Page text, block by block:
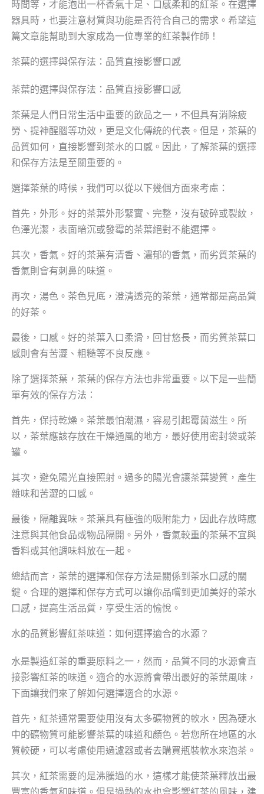
時間等，才能泡出一杯香氣十足、口感柔和的紅茶。在選擇
器具時，也要注意材質與功能是否符合自己的需求。希望這
篇文章能幫助到大家成為一位專業的紅茶製作師！
茶葉的選擇與保存法：品質直接影響口感
茶葉的選擇與保存法：品質直接影響口感
茶葉是人們日常生活中重要的飲品之一，不但具有消除疲
勞、提神醒腦等功效，更是文化傳統的代表。但是，茶葉的
品質如何，直接影響到茶水的口感。因此，了解茶葉的選擇
和保存方法是至關重要的。
選擇茶葉的時候，我們可以從以下幾個方面來考慮：
首先，外形。好的茶葉外形緊實、完整，沒有破碎或裂紋，
色澤光潔，表面暗沉或發霉的茶葉絕對不能選擇。
其次，香氣。好的茶葉有清香、濃郁的香氣，而劣質茶葉的
香氣則會有刺鼻的味道。
再次，湯色。茶色見底，澄清透亮的茶葉，通常都是高品質
的好茶。
最後，口感。好的茶葉入口柔滑，回甘悠長，而劣質茶葉口
感則會有苦澀、粗糙等不良反應。
除了選擇茶葉，茶葉的保存方法也非常重要。以下是一些簡
單有效的保存方法：
首先，保持乾燥。茶葉最怕潮濕，容易引起霉菌滋生。所
以，茶葉應該存放在干燥通風的地方，最好使用密封袋或茶
罐。
其次，避免陽光直接照射。過多的陽光會讓茶葉變質，產生
雜味和苦澀的口感。
最後，隔離異味。茶葉具有極強的吸附能力，因此存放時應
注意與其他食品或物品隔開。另外，香氣較重的茶葉不宜與
香料或其他調味料放在一起。
總結而言，茶葉的選擇和保存方法是關係到茶水口感的關
鍵。合理的選擇和保存方式可以讓你品嚐到更加美好的茶水
口感，提高生活品質，享受生活的愉悅。
水的品質影響紅茶味道：如何選擇適合的水源？
水是製造紅茶的重要原料之一，然而，品質不同的水源會直
接影響紅茶的味道。適合的水源將會帶出最好的茶葉風味，
下面讓我們來了解如何選擇適合的水源。
首先，紅茶通常需要使用沒有太多礦物質的軟水，因為硬水
中的礦物質可能影響茶葉的味道和顏色。若您所在地區的水
質較硬，可以考慮使用過濾器或者去購買瓶裝軟水來泡茶。
其次，紅茶需要的是沸騰過的水，這樣才能使茶葉釋放出最